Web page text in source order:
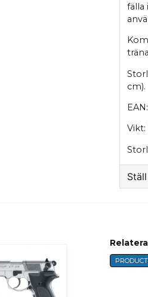
fälla
cm).
Vikt: